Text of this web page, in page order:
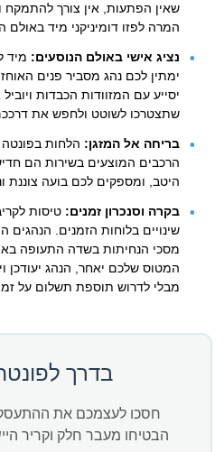
שאין הפתעות, אין צורך להתמקח
המרה לפזו דומיניקני מיד באולם
נציג אישי באולם הנוסעים: מיד
ימתין לכם נהג מסביר פנים
יסייע עם המזוודות הכבדות
שתצטרכו לשוטט ולחפש את
בריחה אל המזגן: הלחות
הרכבים המוצעים בשירות הם
היטב, ומספקים לכם בועה צוננת
בקרה וסנכרון זמנים: טיסות
שינויים בלוחות הזמנים.
מסכי הנחיתות בשדה התעופה
המטוס שלכם יאחר, הנהג יעודכן
מבלי לדרוש תוספת תשלום על
בדרך
חסכו לעצמכם את
הבטיחו מעבר חלק וקריר